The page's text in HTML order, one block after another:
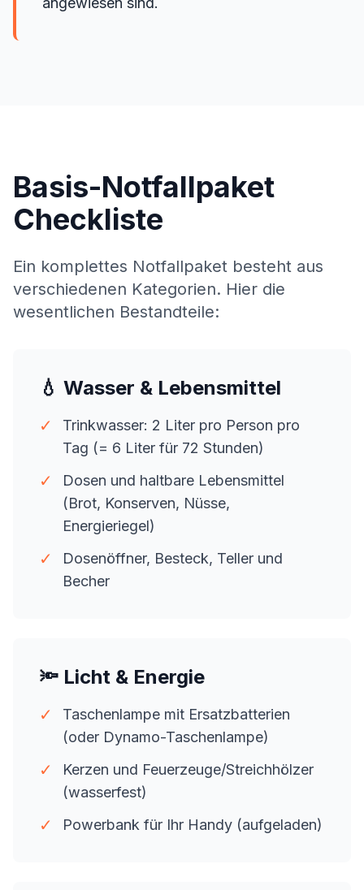
Basis-Notfallpaket
Checkliste
Ein komplettes Notfallpaket besteht aus
verschiedenen Kategorien. Hier die
wesentlichen Bestandteile:
💧 Wasser & Lebensmittel
✓
Trinkwasser: 2 Liter pro Person pro
Tag (= 6 Liter für 72 Stunden)
✓
Dosen und haltbare Lebensmittel
(Brot, Konserven, Nüsse,
Energieriegel)
✓
Dosenöffner, Besteck, Teller und
Becher
🔦 Licht & Energie
✓
Taschenlampe mit Ersatzbatterien
(oder Dynamo-Taschenlampe)
✓
Kerzen und Feuerzeuge/Streichhölzer
(wasserfest)
✓ Powerbank für Ihr Handy (aufgeladen)